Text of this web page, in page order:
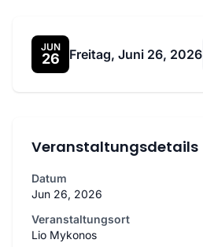
JUN
26 Freitag, Juni 26, 2026
Veranstaltungsdetails
Datum
Jun 26, 2026
Veranstaltungsort
Lio Mykonos